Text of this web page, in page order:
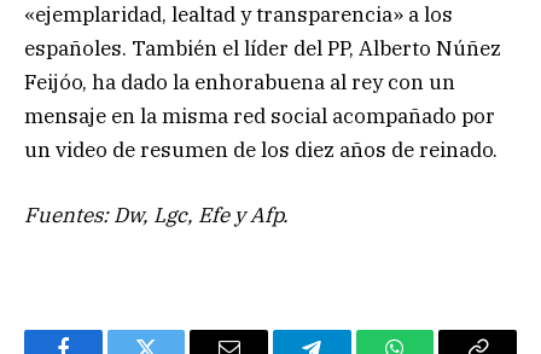
«ejemplaridad, lealtad y transparencia» a los
españoles. También el líder del PP, Alberto Núñez
Feijóo, ha dado la enhorabuena al rey con un
mensaje en la misma red social acompañado por
un video de resumen de los diez años de reinado.
Fuentes: Dw, Lgc, Efe y Afp.